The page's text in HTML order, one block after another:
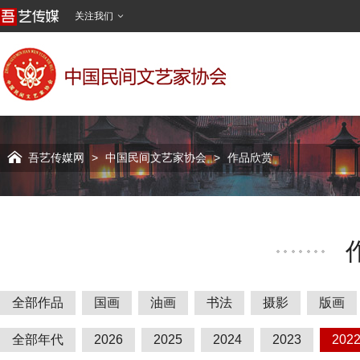
关注我们 
 吾艺传媒网 > 中国民间文艺家协会 > 作品欣赏
全部作品 国画 油画 书法 摄影 版画
全部年代 2026 2025 2024 2023 2022